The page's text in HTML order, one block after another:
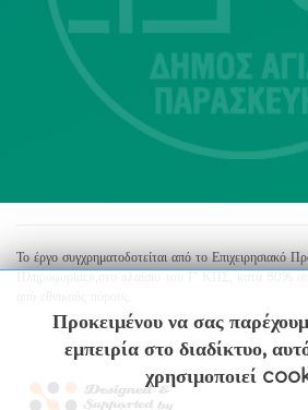
213
Το έργο συγχρηματοδοτείται από το Επιχειρησιακό
Προκειμένου να σας
εμπειρία στο διαδίκτυο,
χρησιμοποιεί